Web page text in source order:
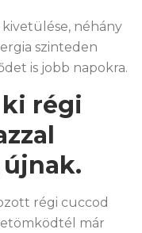
néhány
szinteden
is jobb napokra.
régi
régi cuccod
már